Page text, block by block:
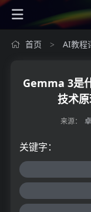
首页 > AI教程
Gemma 3是
技术
来源：
关键字：